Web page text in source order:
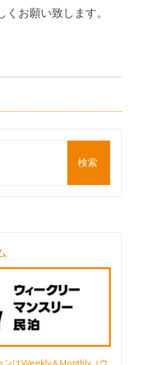
お願い致します。
ンはWeekly＆Monthly（ウ